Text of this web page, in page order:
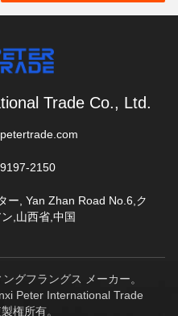
Trade Co., Ltd.
2150
ー, Yan Zhan Road No.6,ク
,山西省,中国
グフラングス メーカー。
Peter International Trade
権所有。